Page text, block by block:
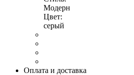
Модерн
Цвет:
серый
Оплата и доставка